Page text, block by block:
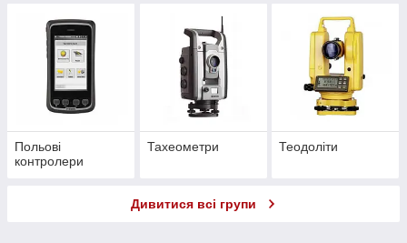
Польові
контролери
Тахеометри Теодоліти
Дивитися всі групи